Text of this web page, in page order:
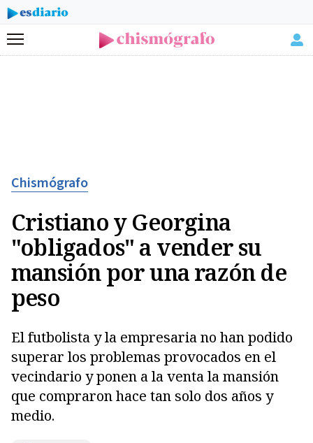
Menú
Chismógrafo
Cristiano y Georgina
"obligados" a vender su
mansión por una razón de
peso
El futbolista y la empresaria no han podido
superar los problemas provocados en el
vecindario y ponen a la venta la mansión
que compraron hace tan solo dos años y
medio.